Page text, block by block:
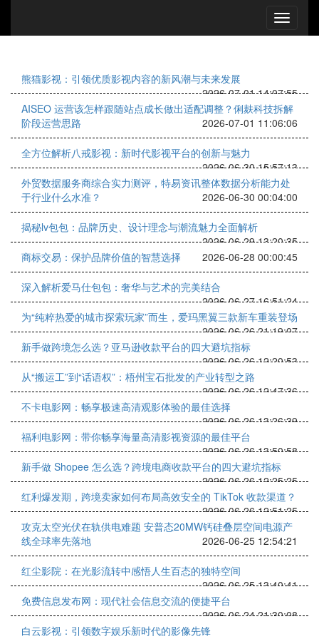
熊猫影视：引领优质影视内容的新风潮与未来发展
2026-07-01 14:07:55
AISEO 运营该怎样跟随站点成长做出适配调整？俐麸科技拆解
阶段运营思路
2026-07-01 11:06:06
全方位解析八戒影视：新时代影视平台的创新与魅力
2026-06-30 15:57:13
外贸数据服务商综合实力测评，特易资讯整体数据分析能力处
于行业什么水准？
2026-06-30 00:04:00
揭秘lv包包：品牌历史、设计理念与潮流魅力全面解析
2026-06-29 13:20:35
商标交易：保护品牌价值的智慧选择
2026-06-28 00:00:45
深入解析爱马仕包包：奢华与艺术的完美结合
2026-06-27 16:51:24
为“纯粹热爱的城市探索玩家”而生，爱玛黑翼三款新车重装登场
2026-06-26 21:19:07
新手做跨境怎么选？亚马逊收款平台的四大避坑指标
2026-06-26 12:20:53
从“搬运工”到“话语权”：梧州宝石批发的产业转型之路
2026-06-26 12:47:36
不卡电影网：畅享极速高清观影体验的最佳选择
2026-06-26 13:26:39
福利电影网：带你畅享海量高清影视资源的最佳平台
2026-06-26 13:50:58
新手做 Shopee 怎么选？跨境电商收款平台的四大避坑指标
2026-06-26 12:25:25
红利爆发期，跨境卖家如何布局高效安全的 TikTok 收款渠道？
2026-06-26 12:51:25
攻克太空光伏在轨供电难题 安普态20MW钙硅叠层空间电源产
线全球率先落地
2026-06-25 12:54:21
红尘影院：在光影流转中感悟人生百态的独特空间
2026-06-25 13:40:41
免费信息发布网：现代社会信息交流的便捷平台
2026-06-24 21:30:08
白云影视：引领数字娱乐新时代的影像先锋